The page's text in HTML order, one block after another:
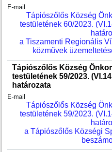
E-mail
Tápiószőlős Község
testületének 60/2023.
a Tiszamenti Regionális
közművek
Tápiószőlős Község
testületének 59/2023.
határozata
E-mail
Tápiószőlős Község
testületének 59/2023.
a Tápiószőlős Községi